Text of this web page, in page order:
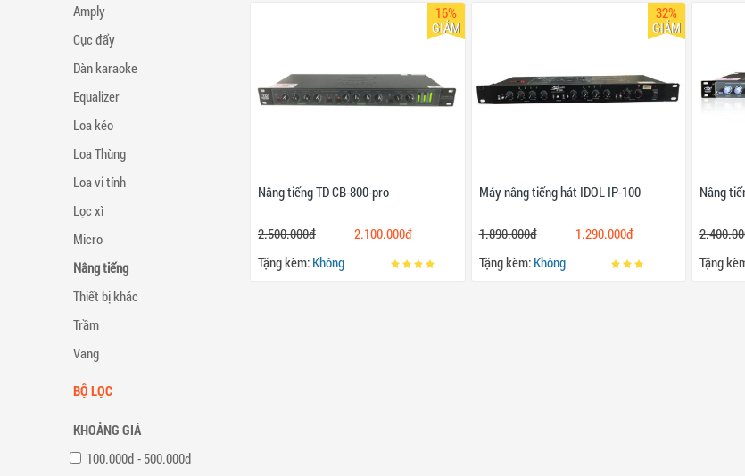
Amply
Cục đẩy
Dàn karaoke
Equalizer
Loa kéo
Loa Thùng
Loa vi tính
Lọc xì
Micro
Nâng tiếng
Thiết bị khác
Trầm
Vang
BỘ LỌC
KHOẢNG GIÁ
100.000đ - 500.000đ
Nâng tiếng TD CB-800-pro
2.500.000đ
2.100.000đ
Tặng kèm: Không
16%
GIẢM
Máy nâng tiếng hát IDOL IP-100
1.890.000đ
1.290.000đ
Tặng kèm: Không
32%
GIẢM
Nâng
Tặng